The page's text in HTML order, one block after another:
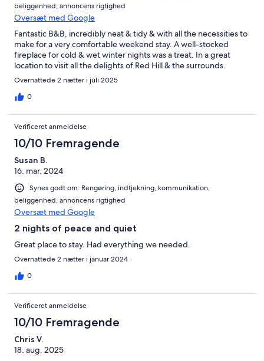
beliggenhed, annoncens rigtighed
Oversæt med Google
Fantastic B&B, incredibly neat & tidy & with all the necessities to
make for a very comfortable weekend stay. A well-stocked
fireplace for cold & wet winter nights was a treat. In a great
location to visit all the delights of Red Hill & the surrounds.
Overnattede 2 nætter i juli 2025
0
Verificeret anmeldelse
10/10 Fremragende
Susan B.
16. mar. 2024
Synes godt om: Rengøring, indtjekning, kommunikation,
beliggenhed, annoncens rigtighed
Oversæt med Google
2 nights of peace and quiet
Great place to stay. Had everything we needed.
Overnattede 2 nætter i januar 2024
0
Verificeret anmeldelse
10/10 Fremragende
Chris V.
18. aug. 2025